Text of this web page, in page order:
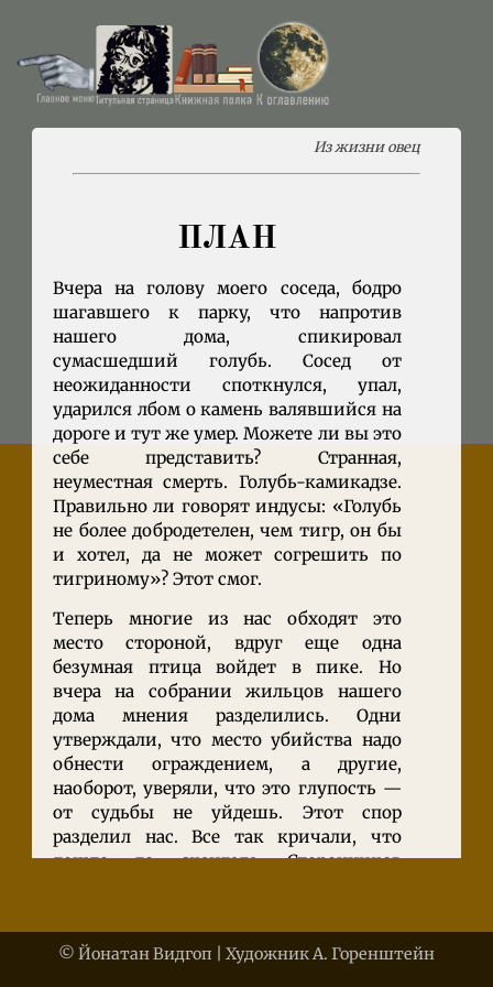
© Йонатан Видгоп | Художник А. Горенштейн
Из жизни овец
ПЛАН
Вчера на голову моего соседа, бодро
шагавшего к парку, что напротив
нашего дома, спикировал
сумасшедший голубь. Сосед от
неожиданности споткнулся, упал,
ударился лбом о камень валявшийся на
дороге и тут же умер. Можете ли вы это
себе представить? Странная,
неуместная смерть. Голубь-камикадзе.
Правильно ли говорят индусы: «Голубь
не более добродетелен, чем тигр, он бы
и хотел, да не может согрешить по
тигриному»? Этот смог.
Теперь многие из нас обходят это
место стороной, вдруг еще одна
безумная птица войдет в пике. Но
вчера на собрании жильцов нашего
дома мнения разделились. Одни
утверждали, что место убийства надо
обнести ограждением, а другие,
наоборот, уверяли, что это глупость —
от судьбы не уйдешь. Этот спор
разделил нас. Все так кричали, что
дошло до скандала. Сторонников
Тем не менее в конце собрания все
пришли к компромиссу, и решили